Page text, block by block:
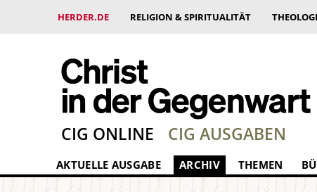
HERDER.DE RELIGION & SPIRITUALITÄT
CIG ONLINE CIG AUSGABEN
AKTUELLE AUSGABE ARCHIV THEMEN